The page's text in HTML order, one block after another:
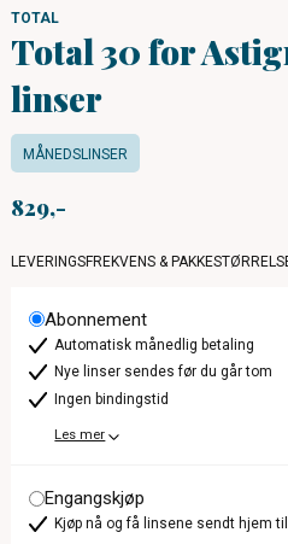
TOTAL
Total 30 for
linser
MÅNEDSLINSER
829
LEVERINGSFREKVENS &
Abonnement
Automatisk månedlig betaling
Nye linser sendes før du går tom
Ingen bindingstid
Les mer
Engangskjøp
Kjøp nå og få linsene sendt hjem